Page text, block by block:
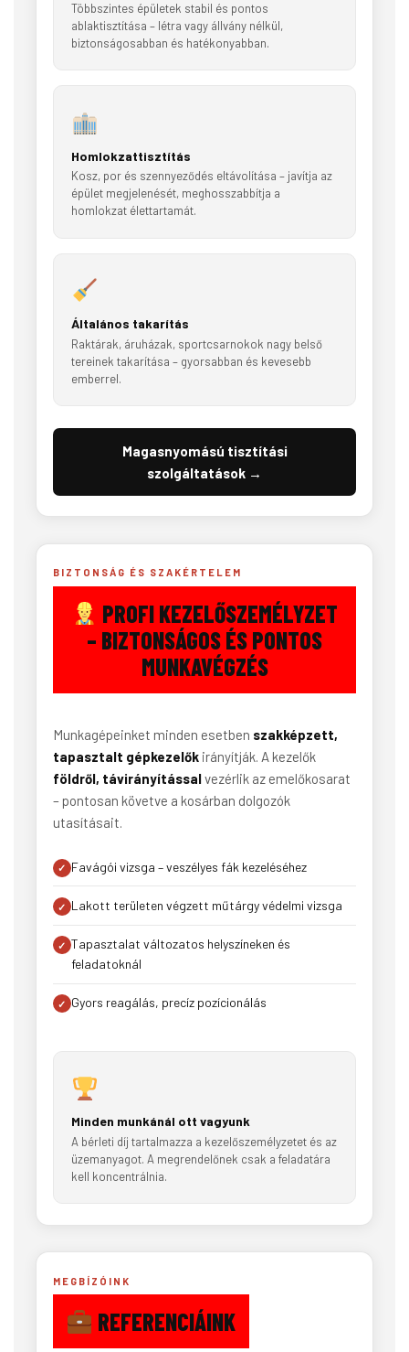
Többszintes épületek stabil és pontos
ablaktisztítása – létra vagy állvány nélkül,
biztonságosabban és hatékonyabban.
Homlokzattisztítás
Kosz, por és szennyeződés eltávolítása – javítja az
épület megjelenését, meghosszabbítja a
homlokzat élettartamát.
Általános takarítás
Raktárak, áruházak, sportcsarnokok nagy belső
tereinek takarítása – gyorsabban és kevesebb
emberrel.
Magasnyomású tisztítási
szolgáltatások →
BIZTONSÁG ÉS SZAKÉRTELEM
PROFI KEZELŐSZEMÉLYZET
– BIZTONSÁGOS ÉS PONTOS
MUNKAVÉGZÉS
Munkagépeinket minden esetben szakképzett,
tapasztalt gépkezelőkirányítják. A kezelők
földről, távirányítássalvezérlik az emelőkosarat
– pontosan követve a kosárban dolgozók
utasításait.
Favágói vizsga – veszélyes fák kezeléséhez
Lakott területen végzett műtárgy védelmi vizsga
Tapasztalat változatos helyszíneken és
feladatoknál
Gyors reagálás, precíz pozícionálás
Minden munkánál ott vagyunk
A bérleti díj tartalmazza a kezelőszemélyzetet és az
üzemanyagot. A megrendelőnek csak a feladatára
kell koncentrálnia.
MEGBÍZÓINK
REFERENCIÁINK